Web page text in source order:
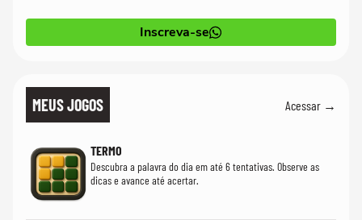
Inscreva-se
MEUS JOGOS Acessar →
TERMO
Descubra a palavra do dia em até 6 tentativas. Observe as
dicas e avance até acertar.